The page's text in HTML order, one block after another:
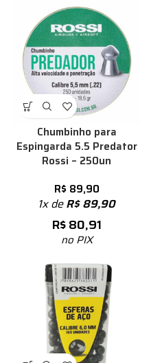
Chumbinho para
Espingarda 5.5 Predator
Rossi – 250un
R$ 89,90
1x deR$89,90
R$80,91
no PIX